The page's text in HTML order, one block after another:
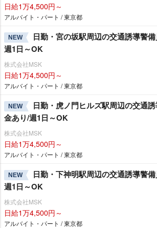
日給1万4,500円～
アルバイト・パート / 東京都
NEW
日勤・宮の坂駅周辺の交通誘導警
週1日～OK
株式会社MSK
日給1万4,500円～
アルバイト・パート / 東京都
NEW
日勤・虎ノ門ヒルズ駅周辺の交通
金あり/週1日～OK
株式会社MSK
日給1万4,500円～
アルバイト・パート / 東京都
NEW
日勤・下神明駅周辺の交通誘導警
週1日～OK
株式会社MSK
日給1万4,500円～
アルバイト・パート / 東京都